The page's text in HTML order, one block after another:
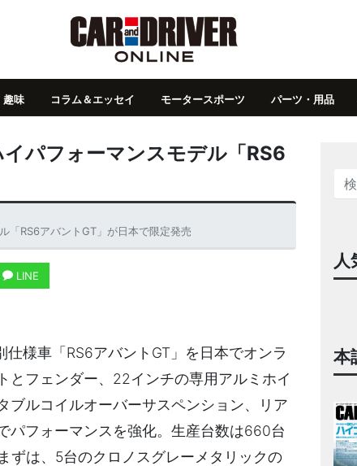
趣味 コラム＆エッセイ モータースポーツ パーツ・用品
パフォーマンスモデル「RS6
「RS6アバントGT」が日本で限定発売
LINE
様車「RS6アバントGT」を日本でオンラ
とフェンダー、22インチの専用アルミホイ
ブルコイルオーバーサスペンション、リア
パフォーマンスを強化。生産台数は660台
ずは、5台のクロノスグレーメタリックの
人
本